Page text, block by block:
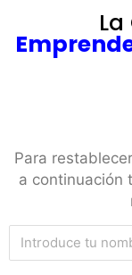
Para
a continuación